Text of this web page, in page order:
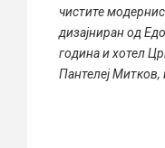
чистите
дизајниран од
година и хотел
Пантелеј Митков,